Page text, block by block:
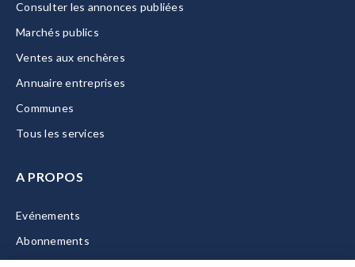
Consulter les annonces publiées
Marchés publics
Ventes aux enchères
Annuaire entreprises
Communes
Tous les services
A PROPOS
Evénements
Abonnements